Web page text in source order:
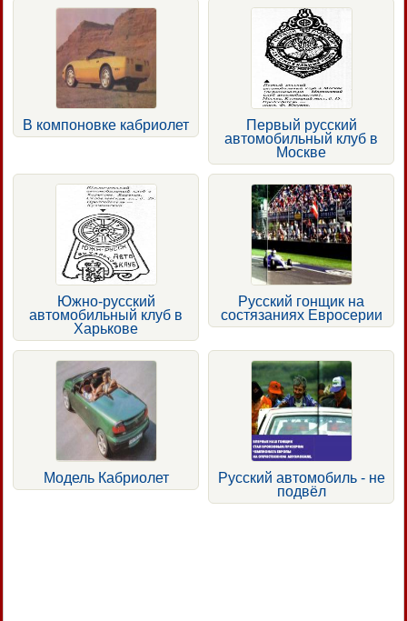
В компоновке кабриолет
Первый русский
автомобильный клуб в
Москве
Южно-русский
автомобильный клуб в
Харькове
Русский гонщик на
состязаниях Евросерии
Модель Кабриолет
Русский автомобиль - не
подвёл